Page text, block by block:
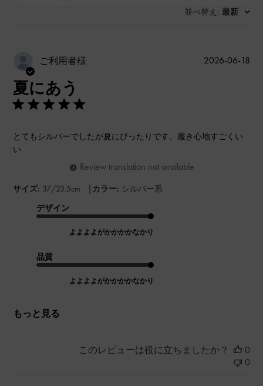
並べ替え : 最新
ご利用者様
夏にあう
とてもシルバーでしたが夏にぴったりです。履き心地すごくい
い
サイズ: 37/23.5cm | カラー: シルバー系
デザイン
よよよよがかかかかなかり
品質
よよよよがかかかかなかり
もっと見る
Review translation not available
公
2026-06-18
このレビューは役に立ちましたか？
0
0